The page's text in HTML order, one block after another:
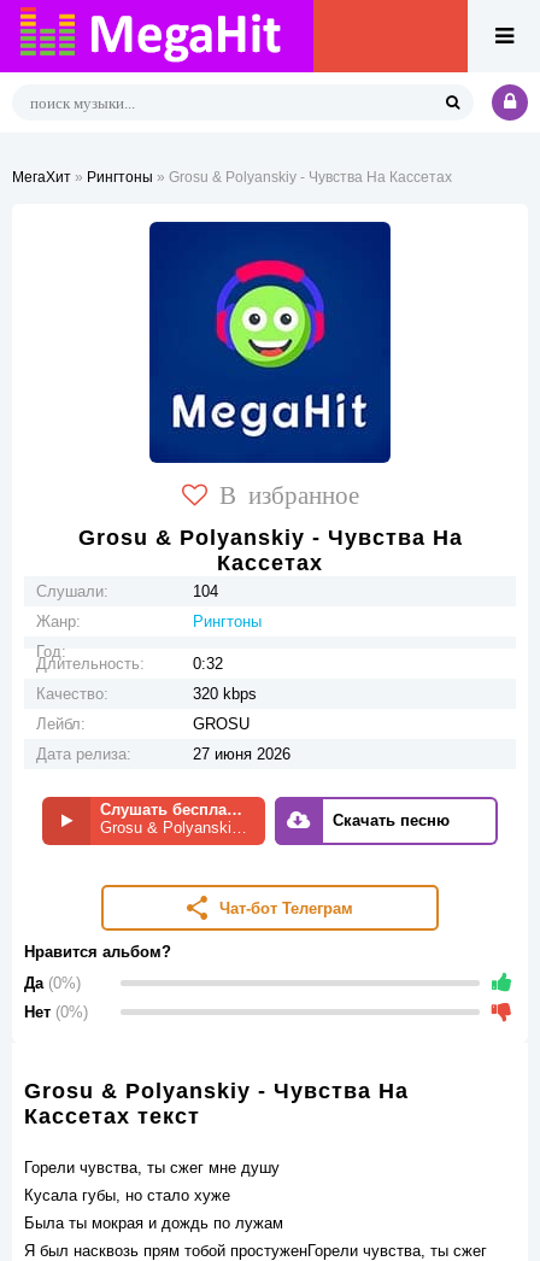
МегаХит » Рингтоны » Grosu & Polyanskiy - Чувства На Кассетах
В избранное
Grosu & Polyanskiy - Чувства На
Кассетах
Слушали:
104
Жанр:
Рингтоны
Год:
Длительность:
0:32
Качество:
320 kbps
Лейбл:
GROSU
Дата релиза:
27 июня 2026
Слушать бесплатно
Grosu & Polyanskiy - Чувства На Кассетах
Скачать песню
Чат-бот Телеграм
Нравится альбом?
Да (0%)
Нет (0%)
Grosu & Polyanskiy - Чувства На
Кассетах текст
Горели чувства, ты сжег мне душу
Кусала губы, но стало хуже
Была ты мокрая и дождь по лужам
Я был насквозь прям тобой простуженГорели чувства, ты сжег